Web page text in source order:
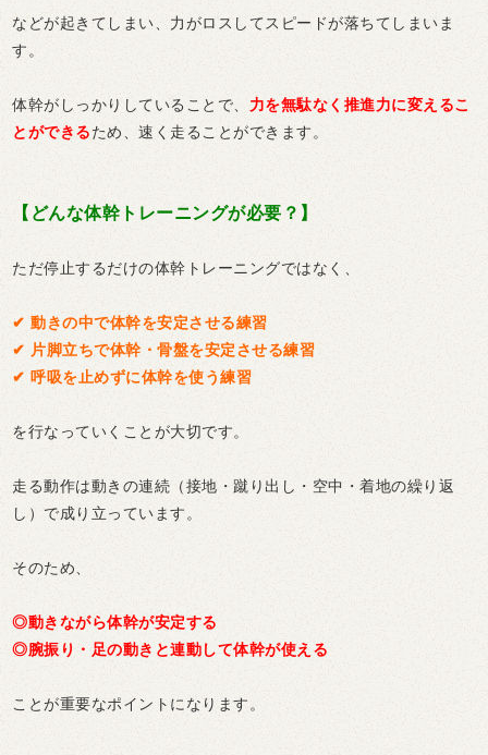
などが起きてしまい、力がロスしてスピードが落ちてしまいま
す。
体幹がしっかりしていることで、 力を無駄なく推進力に変えるこ
とができるため、速く走ることができます。
【どんな体幹トレーニングが必要？】
ただ停止するだけの体幹トレーニングではなく、
✔︎ 動きの中で体幹を安定させる練習
✔︎ 片脚立ちで体幹・骨盤を安定させる練習
✔︎ 呼吸を止めずに体幹を使う練習
を行なっていくことが大切です。
走る動作は動きの連続（接地・蹴り出し・空中・着地の繰り返
し）で成り立っています。
そのため、
◎動きながら体幹が安定する
◎腕振り・足の動きと連動して体幹が使える
ことが重要なポイントになります。